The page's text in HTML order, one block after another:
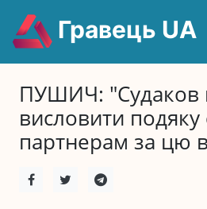
Гравець UA
ПУШИЧ: "Судаков
висловити подяку
партнерам за цю